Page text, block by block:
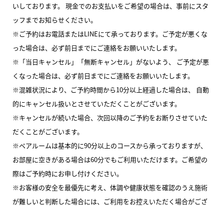
いしております。 現金でのお支払いをご希望の場合は、事前にスタ
ッフまでお知らせください。
※ご予約はお電話またはLINEにて承っております。ご予定が悪くな
った場合は、必ず前日までにご連絡をお願いいたします。
※「当日キャンセル」「無断キャンセル」がないよう、 ご予定が悪
くなった場合は、必ず前日までにご連絡をお願いいたします。
※混雑状況により、ご予約時間から10分以上経過した場合は、 自動
的にキャンセル扱いとさせていただくことがございます。
※キャンセルが続いた場合、次回以降のご予約をお断りさせていた
だくことがございます。
※ペアルームは基本的に90分以上のコースから承っておりますが、
お部屋に空きがある場合は60分でもご利用いただけます。ご希望の
際はご予約時にお申し付けください。
※お客様の安全を最優先に考え、体調や健康状態を確認のうえ施術
が難しいと判断した場合には、ご利用をお控えいただく場合がござ